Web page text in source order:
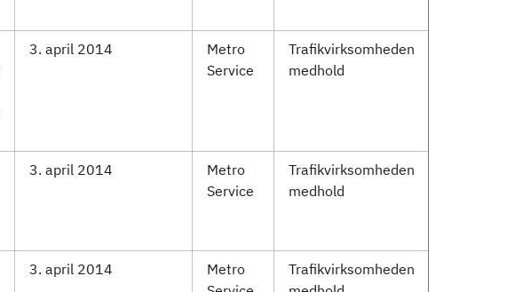
3. april 2014
Metro
Service
Trafikvirksomheden
medhold
3. april 2014
Metro
Service
Trafikvirksomheden
medhold
3. april 2014
Metro
Trafikvirksomheden